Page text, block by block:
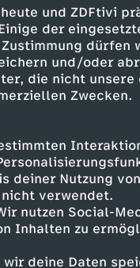
und ZDFtivi
der
dürfen
und/oder
die nicht
Zwecken.
Nutzung
verwendet.
nutzen Social-
Inhalten zu
deine Daten